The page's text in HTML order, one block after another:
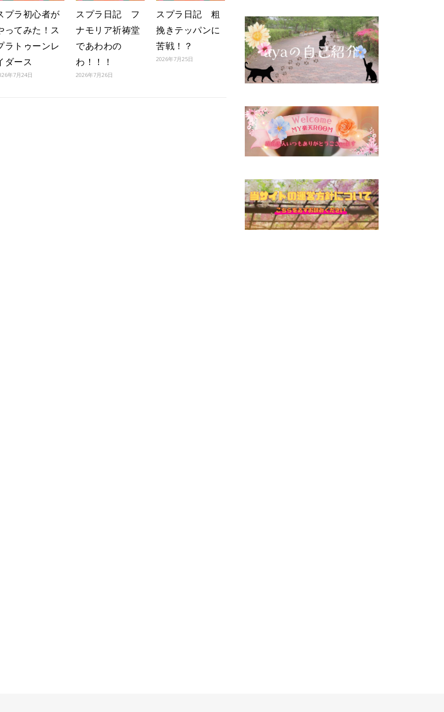
プラ初心者が
ってみた！ス
ラトゥーンレ
ダース
年7月24日
スプラ日記 フ
ナモリア祈祷堂
であわわの
わ！！！
2026年7月26日
スプラ日記 粗
挽きテッパンに
苦戦！？
2026年7月25日